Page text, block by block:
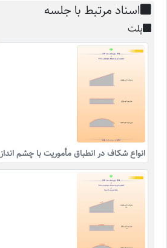
اسناد مرتبط با جلسه
پلت
انواع شکاف در انطباق مأموریت با چشم انداز